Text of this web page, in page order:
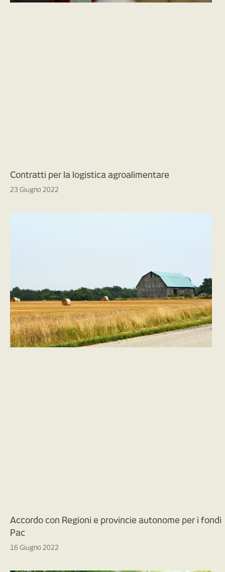
Contratti per la logistica agroalimentare
23 Giugno 2022
Accordo con Regioni e provincie autonome per i fondi
Pac
16 Giugno 2022